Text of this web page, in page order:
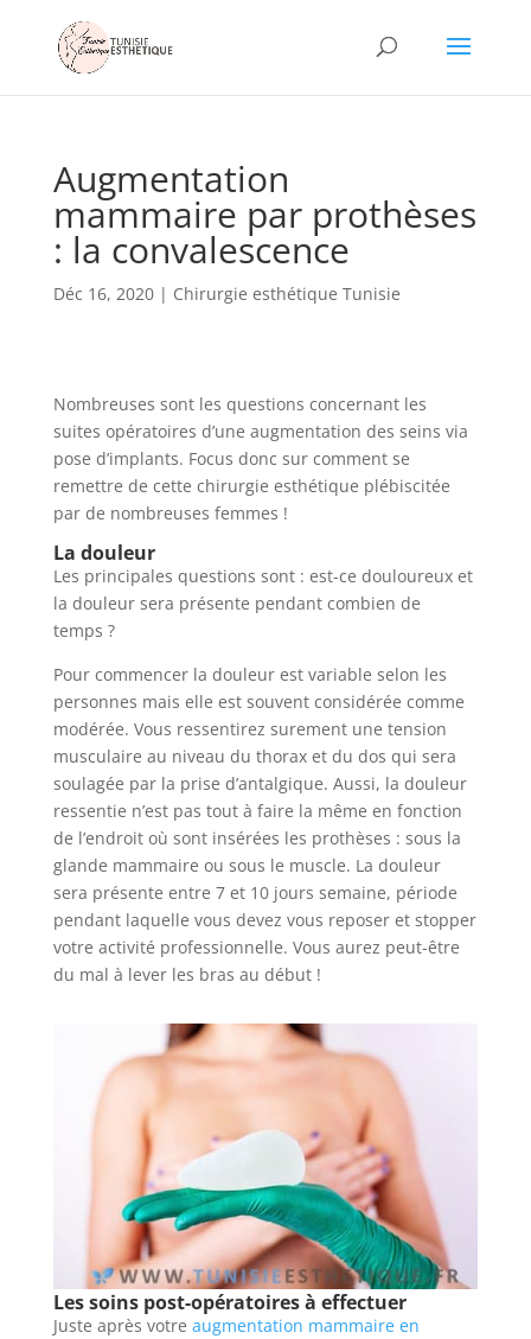
Augmentation
mammaire par prothèses
: la convalescence
Déc 16, 2020| Chirurgie esthétique Tunisie
Nombreuses sont les questions concernant les
suites opératoires d’une augmentation des seins via
pose d’implants. Focus donc sur comment se
remettre de cette chirurgie esthétique plébiscitée
par de nombreuses femmes !
La douleur
Les principales questions sont : est-ce douloureux et
la douleur sera présente pendant combien de
temps ?
Pour commencer la douleur est variable selon les
personnes mais elle est souvent considérée comme
modérée. Vous ressentirez surement une tension
musculaire au niveau du thorax et du dos qui sera
soulagée par la prise d’antalgique. Aussi, la douleur
ressentie n’est pas tout à faire la même en fonction
de l’endroit où sont insérées les prothèses : sous la
glande mammaire ou sous le muscle. La douleur
sera présente entre 7 et 10 jours semaine, période
pendant laquelle vous devez vous reposer et stopper
votre activité professionnelle. Vous aurez peut-être
du mal à lever les bras au début !
Les soins post-opératoires à effectuer
Juste après votre augmentation mammaire en